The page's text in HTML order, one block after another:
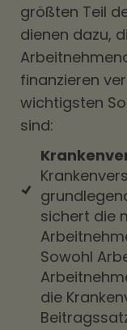
größten Teil
dienen dazu,
finanzieren
wichtigsten
sind:
sichert die
Sowohl
die